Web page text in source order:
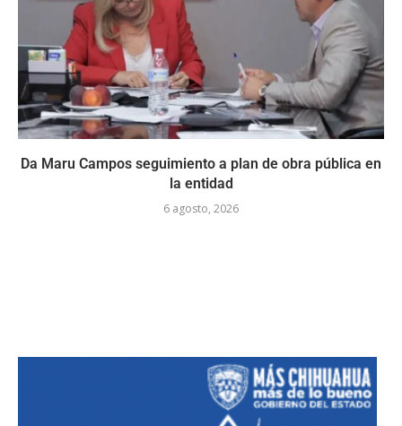
Da Maru Campos seguimiento a plan de obra pública en
la entidad
6 agosto, 2026